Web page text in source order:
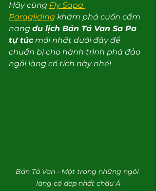
Hãy cùng Fly Sapa
Paragliding khám phá cuốn cẩm
nang du lịch Bản Tả Van Sa Pa
tự túc mới nhất dưới đây để
chuẩn bị cho hành trình phá đảo
ngôi làng cổ tích này nhé!
Bản Tả Van - Một trong những ngôi
làng cổ đẹp nhất châu Á